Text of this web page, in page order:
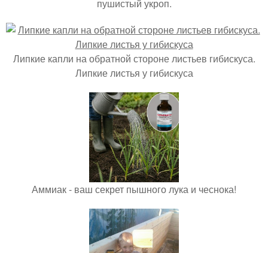
пушистый укроп.
Липкие капли на обратной стороне листьев гибискуса.
Липкие листья у гибискуса
Аммиак - ваш секрет пышного лука и чеснока!